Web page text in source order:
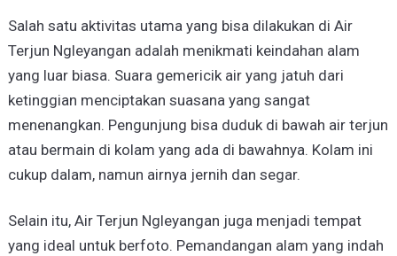
Salah satu aktivitas utama yang bisa dilakukan di Air
Terjun Ngleyangan adalah menikmati keindahan alam
yang luar biasa. Suara gemericik air yang jatuh dari
ketinggian menciptakan suasana yang sangat
menenangkan. Pengunjung bisa duduk di bawah air terjun
atau bermain di kolam yang ada di bawahnya. Kolam ini
cukup dalam, namun airnya jernih dan segar.
Selain itu, Air Terjun Ngleyangan juga menjadi tempat
yang ideal untuk berfoto. Pemandangan alam yang indah